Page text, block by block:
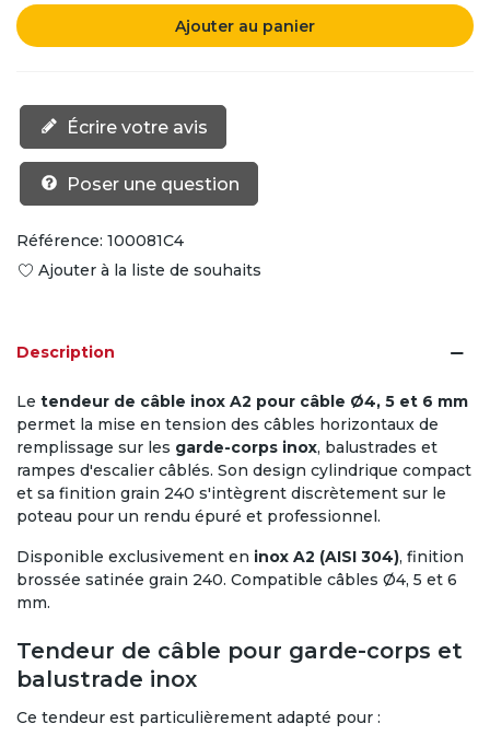
Ajouter au panier
Écrire votre avis
Poser une question
Référence: 100081C4
Ajouter à la liste de souhaits
Description
Le tendeur de câble inox A2 pour câble Ø4, 5 et 6 mm
permet la mise en tension des câbles horizontaux de
remplissage sur les garde-corps inox, balustrades et
rampes d'escalier câblés. Son design cylindrique compact
et sa finition grain 240 s'intègrent discrètement sur le
poteau pour un rendu épuré et professionnel.
Disponible exclusivement en inox A2 (AISI 304), finition
brossée satinée grain 240. Compatible câbles Ø4, 5 et 6
mm.
Tendeur de câble pour garde-corps et
balustrade inox
Ce tendeur est particulièrement adapté pour :